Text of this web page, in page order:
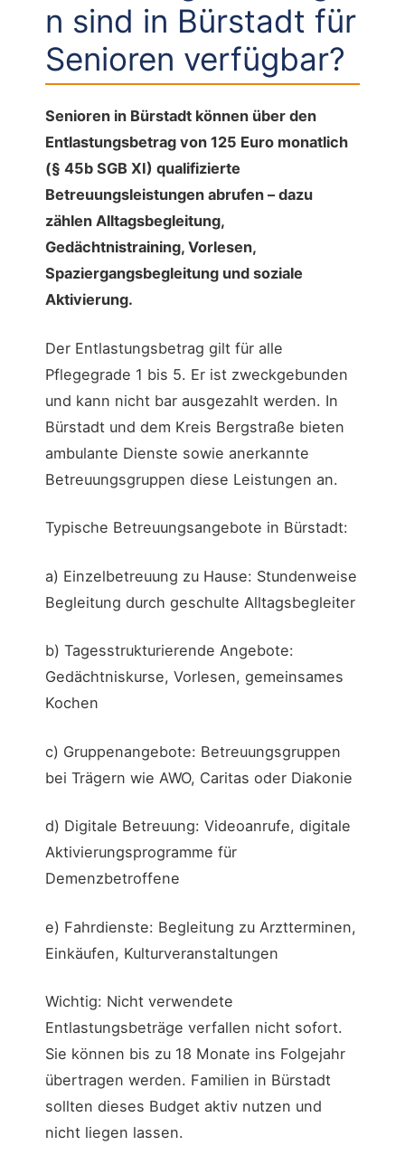
n sind in Bürstadt für
Senioren verfügbar?
Senioren in Bürstadt können über den
Entlastungsbetrag von 125 Euro monatlich
(§ 45b SGB XI) qualifizierte
Betreuungsleistungen abrufen – dazu
zählen Alltagsbegleitung,
Gedächtnistraining, Vorlesen,
Spaziergangsbegleitung und soziale
Aktivierung.
Der Entlastungsbetrag gilt für alle
Pflegegrade 1 bis 5. Er ist zweckgebunden
und kann nicht bar ausgezahlt werden. In
Bürstadt und dem Kreis Bergstraße bieten
ambulante Dienste sowie anerkannte
Betreuungsgruppen diese Leistungen an.
Typische Betreuungsangebote in Bürstadt:
a) Einzelbetreuung zu Hause: Stundenweise
Begleitung durch geschulte Alltagsbegleiter
b) Tagesstrukturierende Angebote:
Gedächtniskurse, Vorlesen, gemeinsames
Kochen
c) Gruppenangebote: Betreuungsgruppen
bei Trägern wie AWO, Caritas oder Diakonie
d) Digitale Betreuung: Videoanrufe, digitale
Aktivierungsprogramme für
Demenzbetroffene
e) Fahrdienste: Begleitung zu Arztterminen,
Einkäufen, Kulturveranstaltungen
Wichtig: Nicht verwendete
Entlastungsbeträge verfallen nicht sofort.
Sie können bis zu 18 Monate ins Folgejahr
übertragen werden. Familien in Bürstadt
sollten dieses Budget aktiv nutzen und
nicht liegen lassen.